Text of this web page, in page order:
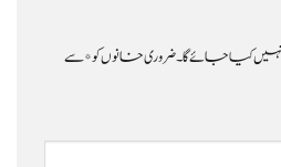
کیا جائے گا۔ضروری خانوں کو*سے